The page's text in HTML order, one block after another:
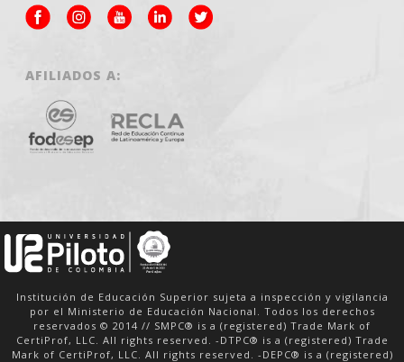
AFILIADOS A:
Institución de Educación Superior sujeta a inspección y vigilancia
por el Ministerio de Educación Nacional. Todos los derechos
reservados © 2014 // SMPC® is a (registered) Trade Mark of
CertiProf, LLC. All rights reserved. -DTPC® is a (registered) Trade
Mark of CertiProf, LLC. All rights reserved. -DEPC® is a (registered)